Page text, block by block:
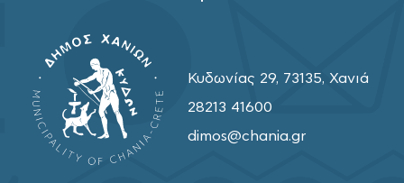
Κυδωνίας 29, 73135, Χανιά
28213 41600
dimos@chania.gr